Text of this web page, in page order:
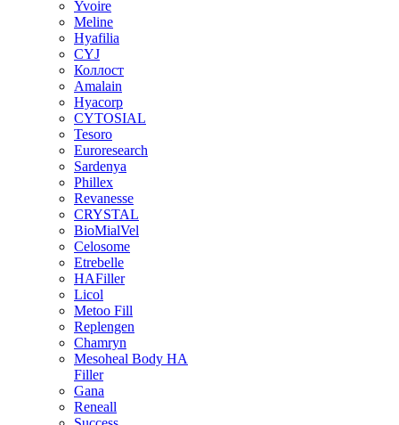
Yvoire
Meline
Hyafilia
CYJ
Коллост
Amalain
Hyacorp
CYTOSIAL
Tesoro
Euroresearch
Sardenya
Phillex
Revanesse
CRYSTAL
BioMialVel
Celosome
Etrebelle
HAFiller
Licol
Metoo Fill
Replengen
Chamryn
Mesoheal Body HA
Filler
Gana
Reneall